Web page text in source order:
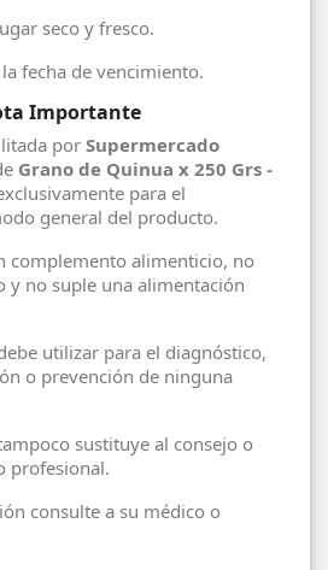
seco y fresco.
fecha de vencimiento.
Importante
por Supermercado
Grano de Quinua x 250 Grs -
para el
general del producto.
complemento alimenticio, no
y no suple una alimentación
utilizar para el diagnóstico,
o prevención de ninguna
sustituye al consejo o
profesional.
consulte a su médico o